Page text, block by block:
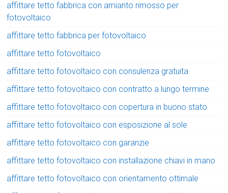
affittare tetto fabbrica con amianto rimosso per
fotovoltaico
affittare tetto fabbrica per fotovoltaico
affittare tetto fotovoltaico
affittare tetto fotovoltaico con consulenza gratuita
affittare tetto fotovoltaico con contratto a lungo termine
affittare tetto fotovoltaico con copertura in buono stato
affittare tetto fotovoltaico con esposizione al sole
affittare tetto fotovoltaico con garanzie
affittare tetto fotovoltaico con installazione chiavi in mano
affittare tetto fotovoltaico con orientamento ottimale